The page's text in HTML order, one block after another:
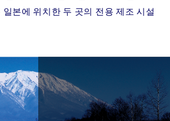
본에 위치한 두 곳의 전용 제조 시설